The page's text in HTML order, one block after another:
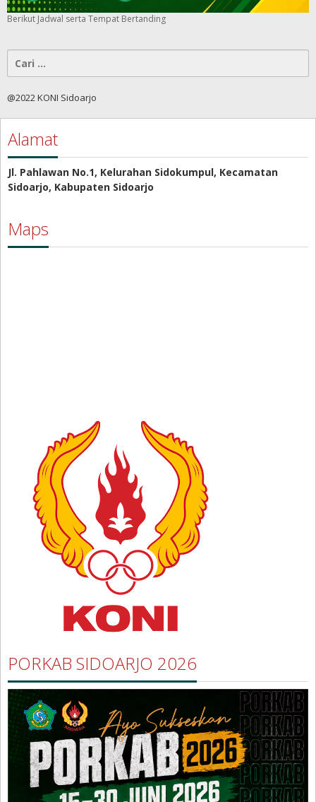
Berikut Jadwal serta Tempat Bertanding
Cari
@2022 KONI Sidoarjo
Alamat
Jl. Pahlawan No.1, Kelurahan Sidokumpul, Kecamatan
Sidoarjo, Kabupaten Sidoarjo
Maps
PORKAB SIDOARJO 2026